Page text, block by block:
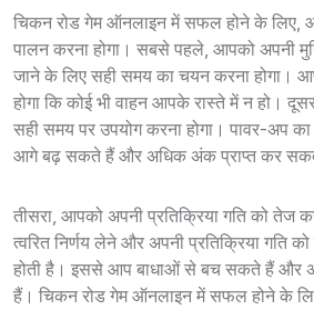
चिकन रोड गेम ऑनलाइन में सफल होने के लिए,
पालन करना होगा। सबसे पहले, आपको अपनी
जाने के लिए सही समय का चयन करना होगा।
होगा कि कोई भी वाहन आपके रास्ते में न हो।
सही समय पर उपयोग करना होगा। पावर-अप
आगे बढ़ सकते हैं और अधिक अंक प्राप्त कर
तीसरा, आपको अपनी प्रतिक्रिया गति को तेज
त्वरित निर्णय लेने और अपनी प्रतिक्रिया गति
होती है। इससे आप बाधाओं से बच सकते हैं और
हैं। चिकन रोड गेम ऑनलाइन में सफल होने के